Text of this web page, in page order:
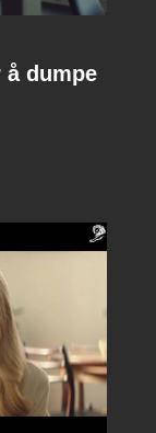
å dumpe